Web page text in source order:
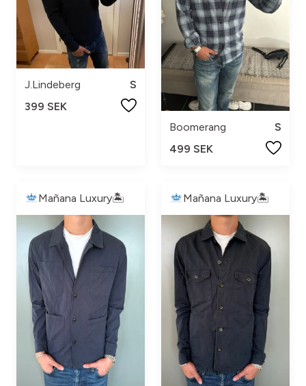
J.Lindeberg
S
399 SEK
Boomerang
S
499 SEK
Mañana Luxury🏝️ Mañana Luxury🏝️